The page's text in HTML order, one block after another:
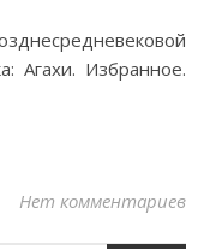
Агахи. Избранное.
Нет комментариев